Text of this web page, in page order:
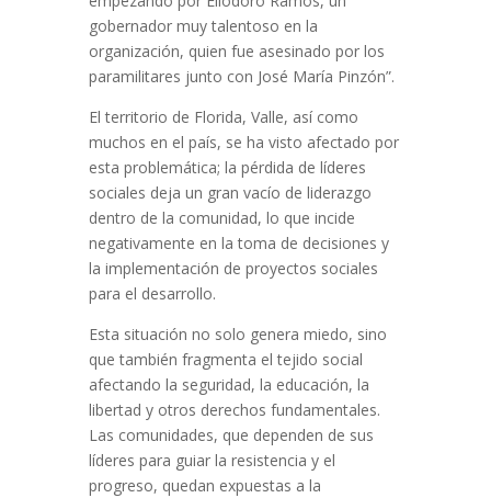
gobernador muy talentoso en la
organización, quien fue asesinado por los
paramilitares junto con José María Pinzón”.
El territorio de Florida, Valle, así como
muchos en el país, se ha visto afectado por
esta problemática; la pérdida de líderes
sociales deja un gran vacío de liderazgo
dentro de la comunidad, lo que incide
negativamente en la toma de decisiones y
la implementación de proyectos sociales
para el desarrollo.
Esta situación no solo genera miedo, sino
que también fragmenta el tejido social
afectando la seguridad, la educación, la
libertad y otros derechos fundamentales.
Las comunidades, que dependen de sus
líderes para guiar la resistencia y el
progreso, quedan expuestas a la